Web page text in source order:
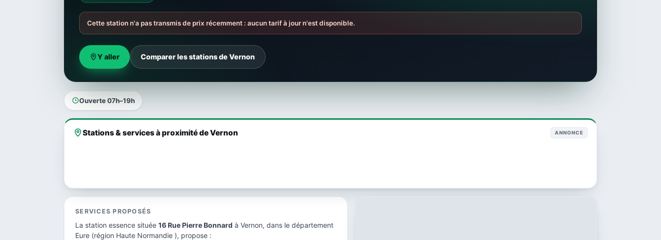
Cette station n'a pas transmis de prix récemment : aucun tarif à jour n'est disponible.
Y aller Comparer les stations de Vernon
Ouverte 07h–19h
Stations & services à proximité de Vernon ANNONCE
SERVICES PROPOSÉS
La station essence située 16 Rue Pierre Bonnard à Vernon, dans le département
Eure (région Haute Normandie ), propose :